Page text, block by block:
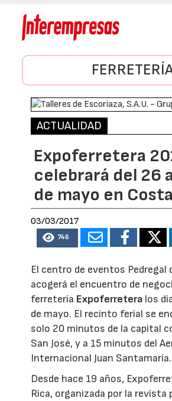
ACTUALIDAD
Expoferretera
celebrará del 26
de mayo en
03/03/2017
746
El centro de eventos Pedregal
acogerá el encuentro de
ferretería Expoferretera los
de mayo. El recinto ferial se
solo 20 minutos de la capital
San José, y a 15 minutos del
Internacional Juan Santamaría.
Desde hace 19 años,
Rica, organizada por la revista